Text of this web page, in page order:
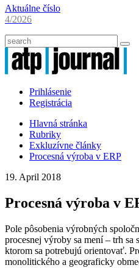
Aktuálne číslo
4/2026
Prihlásenie
Registrácia
Hlavná stránka
Rubriky
Exkluzívne články
Procesná výroba v ERP
19. April 2018
Procesná výroba v
Pole pôsobenia výrobných
procesnej výroby sa mení – trh sa
ktorom sa potrebujú orientovať.
monolitického a geograficky